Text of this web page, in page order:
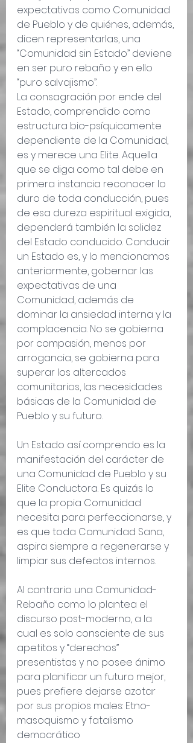
expectativas como Comunidad
de Pueblo y de quiénes, además,
dicen representarlas, una
“Comunidad sin Estado” deviene
en ser puro rebaño y en ello
“puro salvajismo”.
La consagración por ende del
Estado, comprendido como
estructura bio-psíquicamente
dependiente de la Comunidad,
es y merece una Elite. Aquella
que se diga como tal debe en
primera instancia reconocer lo
duro de toda conducción, pues
de esa dureza espiritual exigida,
dependerá también la solidez
del Estado conducido. Conducir
un Estado es, y lo mencionamos
anteriormente, gobernar las
expectativas de una
Comunidad, además de
dominar la ansiedad interna y la
complacencia. No se gobierna
por compasión, menos por
arrogancia, se gobierna para
superar los altercados
comunitarios, las necesidades
básicas de la Comunidad de
Pueblo y su futuro.
Un Estado así comprendo es la
manifestación del carácter de
una Comunidad de Pueblo y su
Elite Conductora. Es quizás lo
que la propia Comunidad
necesita para perfeccionarse, y
es que toda Comunidad Sana,
aspira siempre a regenerarse y
limpiar sus defectos internos.
Al contrario una Comunidad-
Rebaño como lo plantea el
discurso post-moderno, a la
cual es solo consciente de sus
apetitos y “derechos”
presentistas y no posee ánimo
para planificar un futuro mejor,
pues prefiere dejarse azotar
por sus propios males: Etno-
masoquismo y fatalismo
democrático